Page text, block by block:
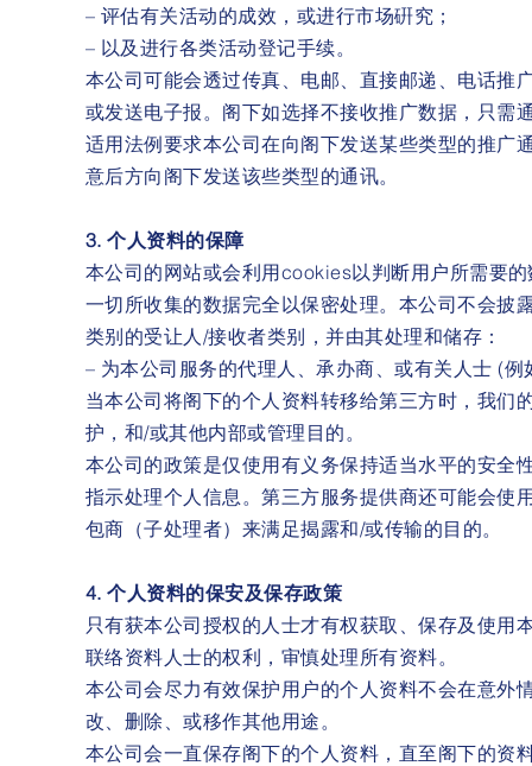
– 评估有关活动的成效，或进行市场硏究；
– 以及进行各类活动登记手续。
本公司可能会透过传真、电邮、直接邮递、电话推
或发送电子报。阁下如选择不接收推广数据，只需
适用法例要求本公司在向阁下发送某些类型的推广
意后方向阁下发送该些类型的通讯。
3. 个人资料的保障
本公司的网站或会利用cookies以判断用户所需要
一切所收集的数据完全以保密处理。本公司不会披
类别的受让人/接收者类别，并由其处理和储存：
– 为本公司服务的代理人、承办商、或有关人士 (
当本公司将阁下的个人资料转移给第三方时，我们
护，和/或其他内部或管理目的。
本公司的政策是仅使用有义务保持适当水平的安全
指示处理个人信息。第三方服务提供商还可能会使
包商（子处理者）来满足揭露和/或传输的目的。
4. 个人资料的保安及保存政策
只有获本公司授权的人士才有权获取、保存及使用
联络资料人士的权利，审慎处理所有资料。
本公司会尽力有效保护用户的个人资料不会在意外
改、删除、或移作其他用途。
本公司会一直保存阁下的个人资料，直至阁下的资